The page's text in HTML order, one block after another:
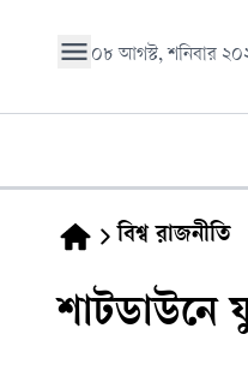
০৮ আগস্ট, শনিবার
বিশ্ব রাজনীতি
শাটডাউনে